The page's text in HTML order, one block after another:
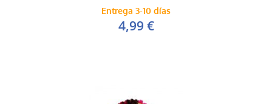
Entrega 3-10 días
4,99 €